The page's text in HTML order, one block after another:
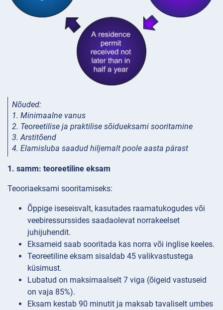
Nõuded:
1. Minimaalne vanus
2. Teoreetilise ja praktilise sõidueksami sooritamine
3. Arstitõend
4. Elamisluba saadud hiljemalt poole aasta pärast
1. samm: teoreetiline eksam
Teooriaeksami sooritamiseks:
Õppige iseseisvalt, kasutades raamatukogudes või
veebiressurssides saadaolevat norrakeelset
juhijuhendit.
Eksameid saab sooritada kas norra või inglise keeles.
Teoreetiline eksam sisaldab 45 valikvastustega
küsimust.
Lubatud on maksimaalselt 7 viga (õigeid vastuseid
on vaja 85%).
Eksam kestab 90 minutit ja maksab tavaliselt umbes